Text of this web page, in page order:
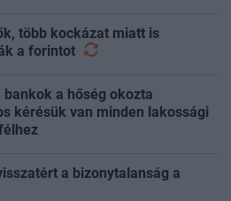
több kockázat miatt is
a forintot
bankok a hőség okozta
kérésük van minden lakossági
a bizonytalanság a